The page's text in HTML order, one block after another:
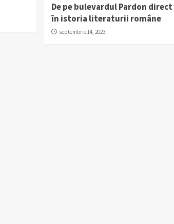
De pe bulevardul Pardon direct
în istoria literaturii române
septembrie 14, 2023